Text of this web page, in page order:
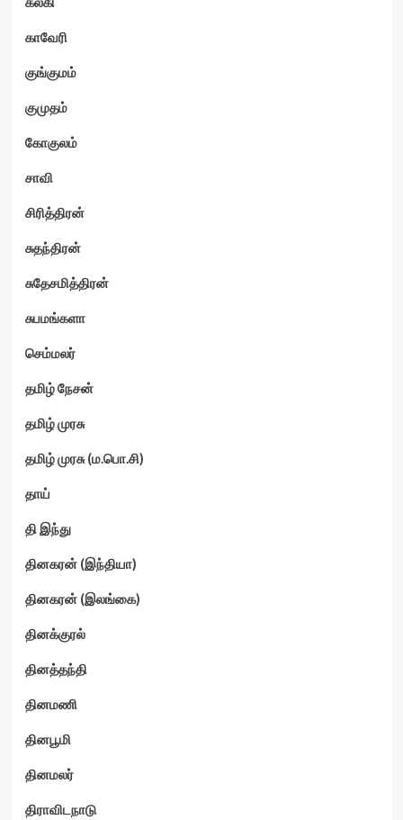
காவேரி
குங்குமம்
குமுதம்
கோகுலம்
சாவி
சிரித்திரன்
சுதந்திரன்
சுதேசமித்திரன்
சுபமங்களா
செம்மலர்
தமிழ் நேசன்
தமிழ் முரசு
தமிழ் முரசு (ம.பொ.சி)
தாய்
தி இந்து
தினகரன் (இந்தியா)
தினகரன் (இலங்கை)
தினக்குரல்
தினத்தந்தி
தினமணி
தினபூமி
தினமலர்
திராவிடநாடு